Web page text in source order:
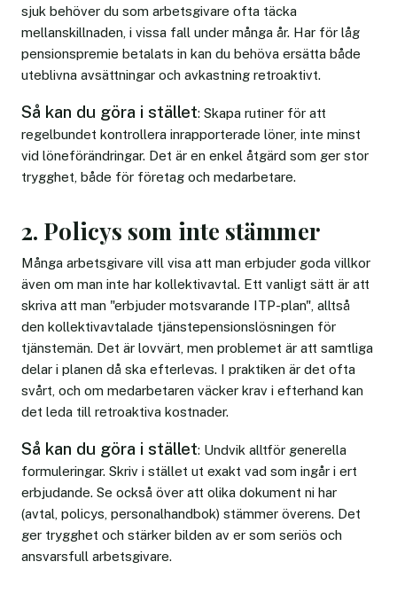
sjuk behöver du som arbetsgivare ofta täcka
mellanskillnaden, i vissa fall under många år. Har för låg
pensionspremie betalats in kan du behöva ersätta både
uteblivna avsättningar och avkastning retroaktivt.
Så kan du göra i stället: Skapa rutiner för att
regelbundet kontrollera inrapporterade löner, inte minst
vid löneförändringar. Det är en enkel åtgärd som ger stor
trygghet, både för företag och medarbetare.
2. Policys som inte stämmer
Många arbetsgivare vill visa att man erbjuder goda villkor
även om man inte har kollektivavtal. Ett vanligt sätt är att
skriva att man "erbjuder motsvarande ITP-plan", alltså
den kollektivavtalade tjänstepensionslösningen för
tjänstemän. Det är lovvärt, men problemet är att samtliga
delar i planen då ska efterlevas. I praktiken är det ofta
svårt, och om medarbetaren väcker krav i efterhand kan
det leda till retroaktiva kostnader.
Så kan du göra i stället: Undvik alltför generella
formuleringar. Skriv i stället ut exakt vad som ingår i ert
erbjudande. Se också över att olika dokument ni har
(avtal, policys, personalhandbok) stämmer överens. Det
ger trygghet och stärker bilden av er som seriös och
ansvarsfull arbetsgivare.